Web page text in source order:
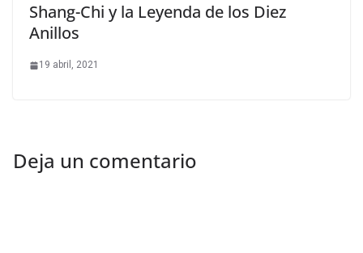
Shang-Chi y la Leyenda de los Diez
Anillos
19 abril, 2021
Deja un comentario